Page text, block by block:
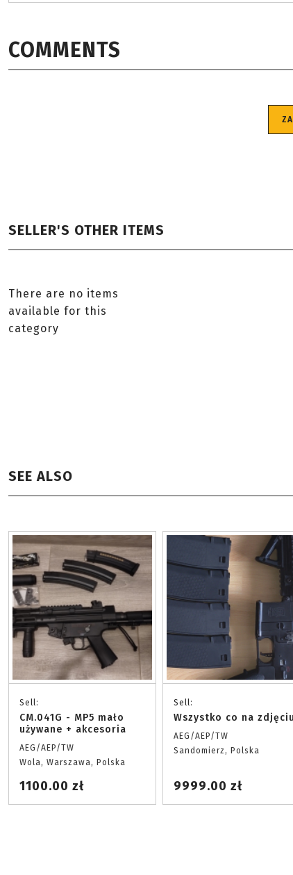
COMMENTS
SELLER'S OTHER ITEMS
There are no items
available for this
category
SEE ALSO
Sell:
CM.041G - MP5 mało
używane + akcesoria
AEG/AEP/TW
Wola, Warszawa, Polska
1100.00 zł
Sell:
Wszystko co na
AEG/AEP/TW
Sandomierz, Polska
9999.00 zł